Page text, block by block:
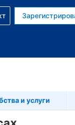
и услуги